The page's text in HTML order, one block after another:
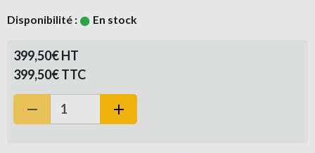
Disponibilité : En stock
399,50€ HT
399,50€ TTC